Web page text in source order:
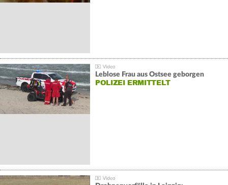
Leblose Frau aus Ostsee geborgen
POLIZEI ERMITTELT